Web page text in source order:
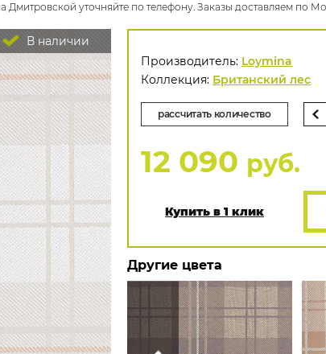
Граффити
Карта мира
С вензелями
С надписями
Однотонные
Геометрический рисунок
Цветы
Дамаск
В клетку
В полоску Все рисунки
уточняйте по телефону. Заказы доставляем по
В наличии
Производитель: Loymina
Коллекция: Британский лес
рассчитать количество
12 090 руб.
Купить в 1 клик
Другие цвета